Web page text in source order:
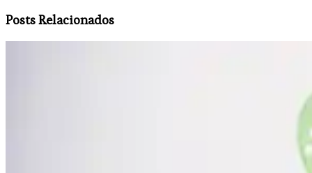
Posts Relacionados